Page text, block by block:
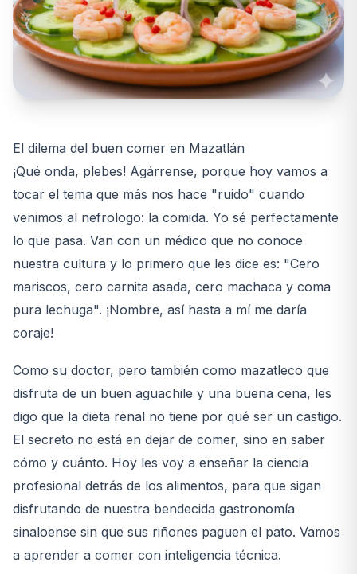
El dilema del buen comer en Mazatlán
¡Qué onda, plebes! Agárrense, porque hoy vamos a
tocar el tema que más nos hace "ruido" cuando
venimos al nefrologo: la comida. Yo sé perfectamente
lo que pasa. Van con un médico que no conoce
nuestra cultura y lo primero que les dice es: "Cero
mariscos, cero carnita asada, cero machaca y coma
pura lechuga". ¡Nombre, así hasta a mí me daría
coraje!
Como su doctor, pero también como mazatleco que
disfruta de un buen aguachile y una buena cena, les
digo que la dieta renal no tiene por qué ser un castigo.
El secreto no está en dejar de comer, sino en saber
cómo y cuánto. Hoy les voy a enseñar la ciencia
profesional detrás de los alimentos, para que sigan
disfrutando de nuestra bendecida gastronomía
sinaloense sin que sus riñones paguen el pato. Vamos
a aprender a comer con inteligencia técnica.